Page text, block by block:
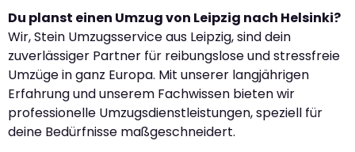
Du planst einen Umzug von Leipzig nach Helsinki?
Wir, Stein Umzugsservice aus Leipzig, sind dein
zuverlässiger Partner für reibungslose und stressfreie
Umzüge in ganz Europa. Mit unserer langjährigen
Erfahrung und unserem Fachwissen bieten wir
professionelle Umzugsdienstleistungen, speziell für
deine Bedürfnisse maßgeschneidert.